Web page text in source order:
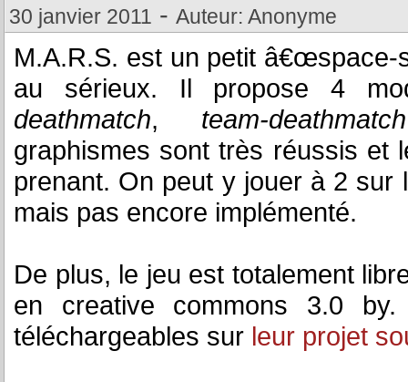
30 janvier 2011 - Auteur: Anonyme
M.A.R.S. est un petit
au sérieux. Il propose 4
deathmatch, team-deathmatch
graphismes sont très réussis et
prenant. On peut y jouer à 2 sur
mais pas encore implémenté.
De plus, le jeu est totalement
en creative commons 3.0
téléchargeables sur leur projet